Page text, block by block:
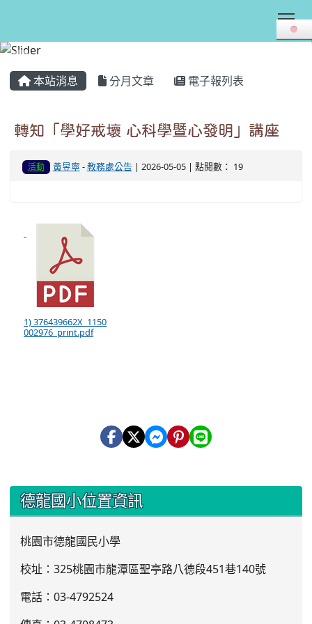
本站消息 分月文章 電子報列表
轉知「學好戒壞 心科學暨心發明」講座
活動 黃昱寧 -教務處公告 | 2026-05-05 | 點閱數： 19
1) 376439662X_1150
002976_print.pdf
::: 德龍國小位置資訊
桃園市德龍國民小學
校址：325桃園市龍潭區聖亭路八德段451巷140號
電話：03-4792524